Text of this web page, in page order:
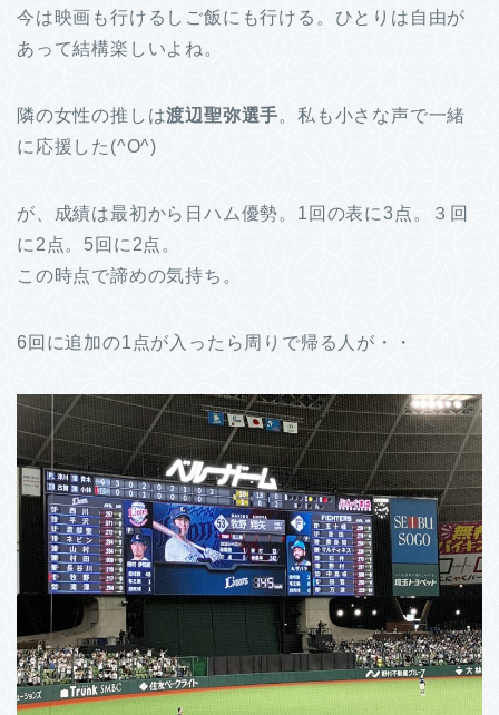
今は映画も行けるしご飯にも行ける。ひとりは自由が
あって結構楽しいよね。
隣の女性の推しは渡辺聖弥選手。私も小さな声で一緒
に応援した(^O^)
が、成績は最初から日ハム優勢。1回の表に3点。３回
に2点。5回に2点。
この時点で諦めの気持ち。
6回に追加の1点が入ったら周りで帰る人が・・